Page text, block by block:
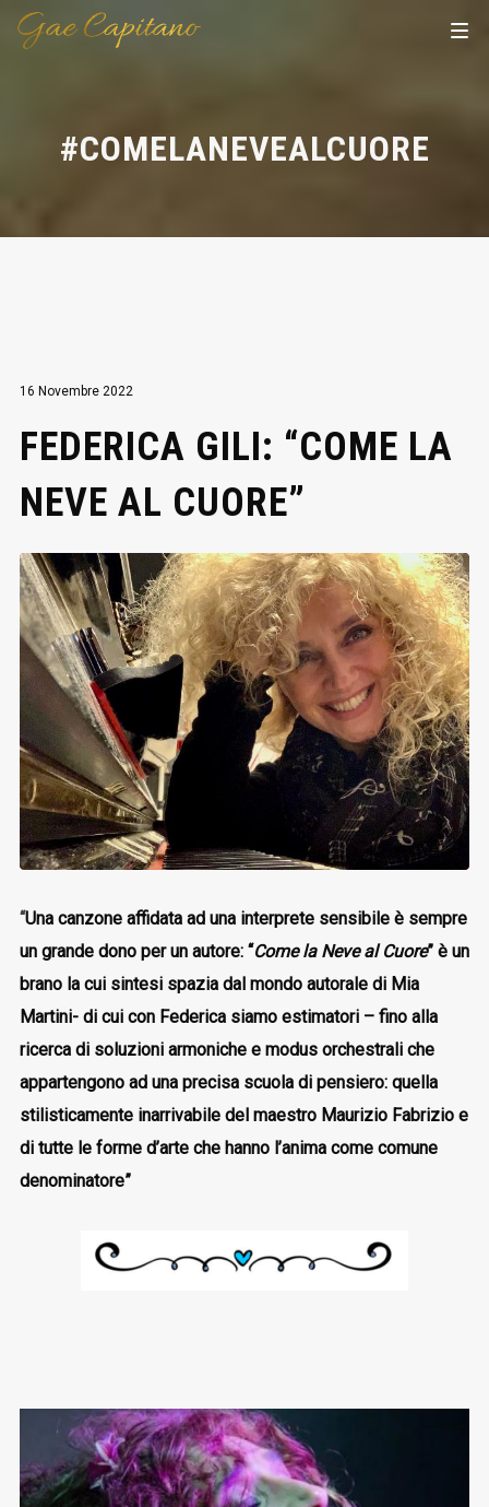
#COMELANEVEALCUORE
16 Novembre 2022
FEDERICA GILI: “COME LA
NEVE AL CUORE”
“Una canzone affidata ad una interprete sensibile è sempre
un grande dono per un autore: “Come la Neve al Cuore” è un
brano la cui sintesi spazia dal mondo autorale di Mia
Martini- di cui con Federica siamo estimatori – fino alla
ricerca di soluzioni armoniche e modus orchestrali che
appartengono ad una precisa scuola di pensiero: quella
stilisticamente inarrivabile del maestro Maurizio Fabrizio e
di tutte le forme d’arte che hanno l’anima come comune
denominatore”